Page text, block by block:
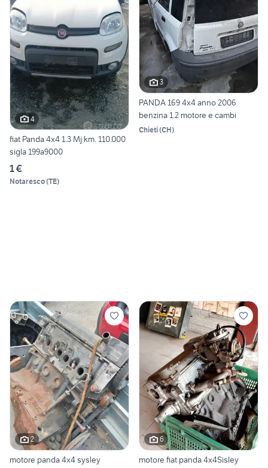
4
fiat Panda 4x4 1.3 Mj km. 110.000
sigla 199a9000
1 €
Notaresco(TE)
3
PANDA 169 4x4 anno 2006
benzina 1.2 motore e cambi
Chieti(CH)
2
motore panda 4x4 sysley
6
motore fiat panda 4x4Sisley